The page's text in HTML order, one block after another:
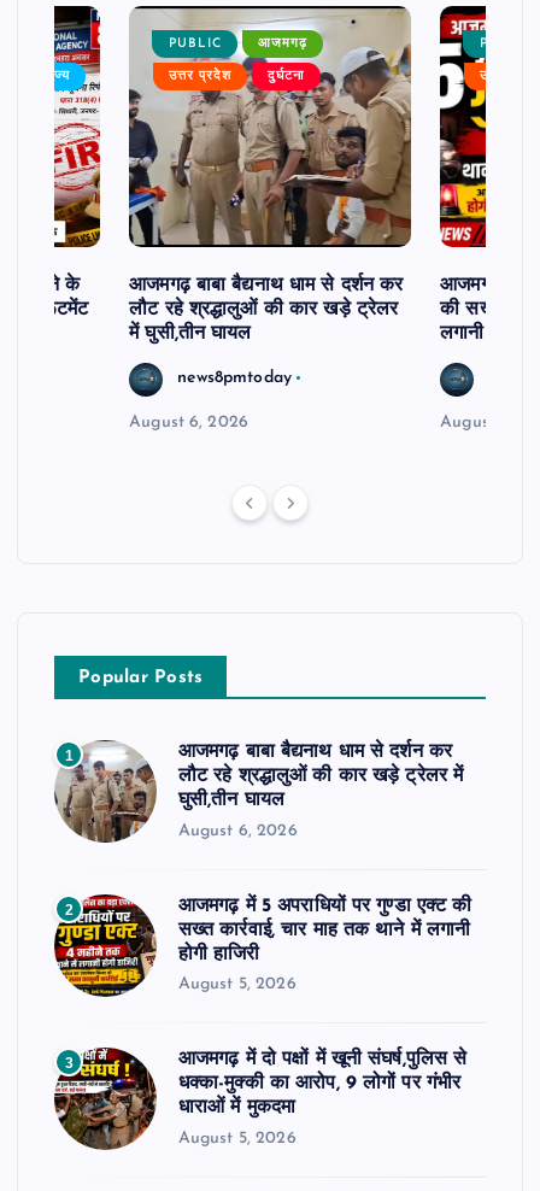
राज्य
दिलाने के
रिक्रूटमेंट
PUBLIC आजमगढ़
उत्तर प्रदेश दुर्घटना
आजमगढ़ बाबा बैद्यनाथ धाम से दर्शन कर
लौट रहे श्रद्धालुओं की कार खड़े ट्रेलर
में घुसी,तीन घायल
news8pmtoday
August 6, 2026
PUBLIC
उत्तर
आजमगढ़ में 5
की सख्त
लगानी होगी
August 5,
Popular Posts
1
आजमगढ़ बाबा बैद्यनाथ धाम से दर्शन कर
लौट रहे श्रद्धालुओं की कार खड़े ट्रेलर में
घुसी,तीन घायल
August 6, 2026
2
आजमगढ़ में 5 अपराधियों पर गुण्डा एक्ट की
सख्त कार्रवाई, चार माह तक थाने में लगानी
होगी हाजिरी
August 5, 2026
3
आजमगढ़ में दो पक्षों में खूनी संघर्ष,पुलिस से
धक्का-मुक्की का आरोप, 9 लोगों पर गंभीर
धाराओं में मुकदमा
August 5, 2026